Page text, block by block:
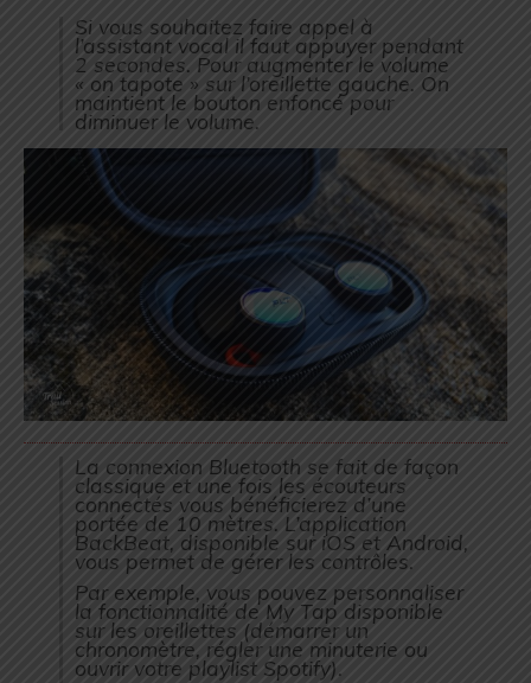
Si vous souhaitez faire appel à
l’assistant vocal il faut appuyer pendant
2 secondes. Pour augmenter le volume
« on tapote » sur l’oreillette gauche. On
maintient le bouton enfoncé pour
diminuer le volume.
La connexion Bluetooth se fait de façon
classique et une fois les écouteurs
connectés vous bénéficierez d’une
portée de 10 mètres. L’application
BackBeat, disponible sur iOS et Android,
vous permet de gérer les contrôles.
Par exemple, vous pouvez personnaliser
la fonctionnalité de My Tap disponible
sur les oreillettes (démarrer un
chronomètre, régler une minuterie ou
ouvrir votre playlist Spotify).